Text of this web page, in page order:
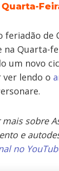
feriadão de
na Quarta-
um novo
ver lendo o
sobre
e
no